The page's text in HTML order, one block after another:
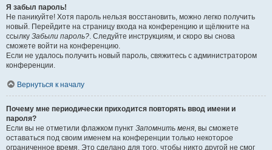
Я забыл пароль!
Не паникуйте! Хотя пароль нельзя восстановить, можно легко получить
новый. Перейдите на страницу входа на конференцию и щёлкните на
ссылку Забыли пароль?. Следуйте инструкциям, и скоро вы снова
сможете войти на конференцию.
Если не удалось получить новый пароль, свяжитесь с администратором
конференции.
Вернуться к началу
Почему мне периодически приходится повторять ввод имени и
пароля?
Если вы не отметили флажком пункт Запомнить меня, вы сможете
оставаться под своим именем на конференции только некоторое
ограниченное время. Это сделано для того, чтобы никто другой не смог